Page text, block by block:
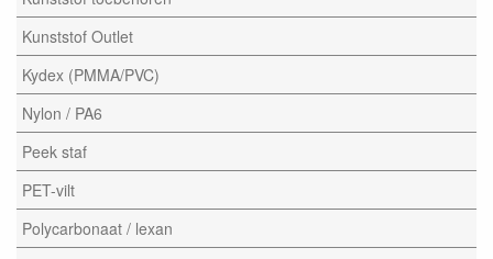
Kunststof Outlet
Kydex (PMMA/PVC)
Nylon / PA6
Peek staf
PET-vilt
Polycarbonaat / lexan